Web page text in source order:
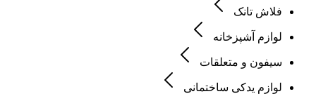
فلاش تانک
لوازم آشپزخانه
سیفون و متعلقات
لوازم یدکی ساختمانی